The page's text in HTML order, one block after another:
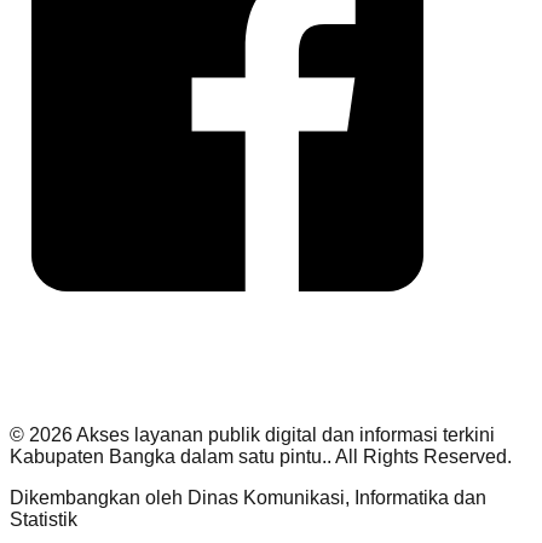
© 2026Akses layanan publik digital dan informasi terkini
Kabupaten Bangka dalam satu pintu.. All Rights Reserved.
Dikembangkan oleh Dinas Komunikasi, Informatika dan
Statistik